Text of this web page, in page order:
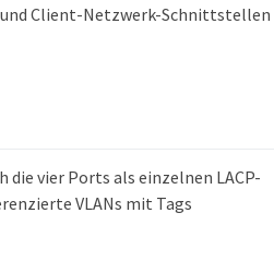
und Client-Netzwerk-Schnittstellen
die vier Ports als einzelnen LACP-
VLANs mit Tags